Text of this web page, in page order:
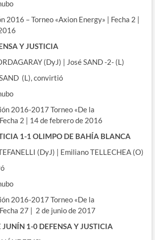
2016 – Torneo «Axion Energy» | Fecha 2 |
Y JUSTICIA
(DyJ) | José SAND -2- (L)
(L), convirtió
2016-2017 Torneo «De la
2 | 14 de febrero de 2016
1-1 OLIMPO DE BAHÍA BLANCA
(DyJ) | Emiliano TELLECHEA (O)
2016-2017 Torneo «De la
27 | 2 de junio de 2017
JUNÍN 1-0 DEFENSA Y JUSTICIA